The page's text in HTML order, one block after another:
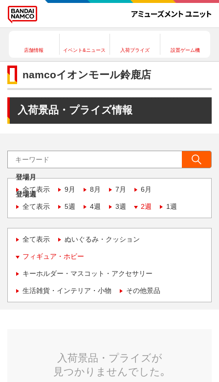
店舗情報 イベント&ニュース 入荷プライズ 設置ゲーム機
namcoイオンモール鈴鹿店
入荷景品・プライズ情報
登場月
全て表示
9月 8月 7月 6月
登場週
全て表示
5週 4週 3週 2週 1週
全て表示 ぬいぐるみ・クッション
フィギュア・ホビー
キーホルダー・マスコット・アクセサリー
生活雑貨・インテリア・小物 その他景品